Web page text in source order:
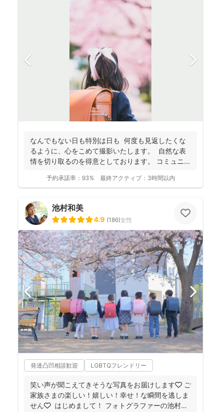
なんでもない日も特別は日も 何度も見返したくな
るように、心をこめて撮影いたします。 自然な表
情を切り取るのを得意としております。 コミュニ...
予約承諾率： 93% 最終アクティブ： 3時間以内
池村和美
4.9 (186)女性
発達凸凹相談歓迎 LGBTQフレンドリー
笑い声が聞こえてきそうな写真をお届けします🧡 ご
家族さまの楽しい！嬉しい！幸せ！な瞬間を逃しま
せん🧡 ⁡ はじめまして！ フォトグラファーの池村